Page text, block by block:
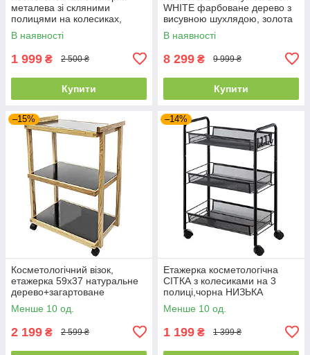
металева зі скляними
полицями на колесиках,
чорна
В наявності
1 999 ₴ 2 500 ₴
Купити
WHITE фарбоване дерево з
висувною шухлядою, золота
фурнітура
В наявності
8 299 ₴ 9 999 ₴
Купити
–15%
Косметологічний візок,
етажерка 59х37 натуральне
дерево+загартоване
скло+колеса
Менше 10 од.
2 199 ₴ 2 599 ₴
–14%
Етажерка косметологічна
СІТКА з колесиками на 3
полиці,чорна НИЗЬКА
Менше 10 од.
1 199 ₴ 1 399 ₴